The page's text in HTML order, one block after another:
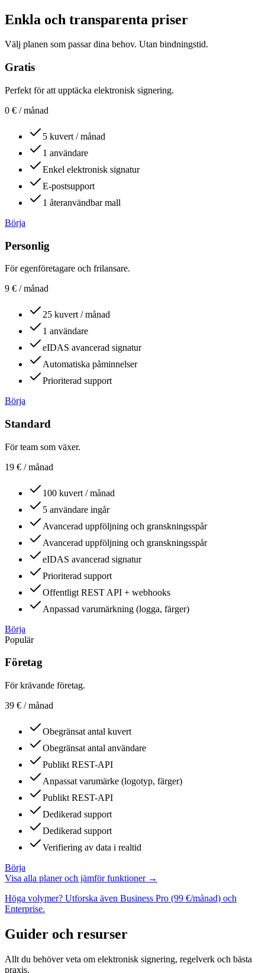
Enkla och transparenta priser
Välj planen som passar dina behov. Utan bindningstid.
Gratis
Perfekt för att upptäcka elektronisk signering.
0 € / månad
5 kuvert / månad
1 användare
Enkel elektronisk signatur
E-postsupport
1 återanvändbar mall
Börja
Personlig
För egenföretagare och frilansare.
9 € / månad
25 kuvert / månad
1 användare
eIDAS avancerad signatur
Automatiska påminnelser
Prioriterad support
Börja
Standard
För team som växer.
19 € / månad
100 kuvert / månad
5 användare ingår
Avancerad uppföljning och granskningsspår
Avancerad uppföljning och granskningsspår
eIDAS avancerad signatur
Prioriterad support
Offentligt REST API + webhooks
Anpassad varumärkning (logga, färger)
Börja
Populär
Företag
För krävande företag.
39 € / månad
Obegränsat antal kuvert
Obegränsat antal användare
Publikt REST-API
Anpassat varumärke (logotyp, färger)
Publikt REST-API
Dedikerad support
Dedikerad support
Verifiering av data i realtid
Börja
Visa alla planer och jämför funktioner →
Höga volymer? Utforska även Business Pro (99 €/månad) och
Enterprise.
Guider och resurser
Allt du behöver veta om elektronisk signering, regelverk och bästa
praxis.